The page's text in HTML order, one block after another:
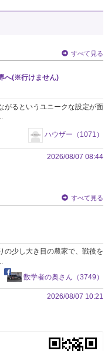
すべて見る
へ(※行けません)
がるというユニークな設定が面
ハウザー（1071）
2026/08/07 08:44
すべて見る
の少し大き目の農家で、戦後を
数学者の奥さん（3749）
2026/08/07 10:21